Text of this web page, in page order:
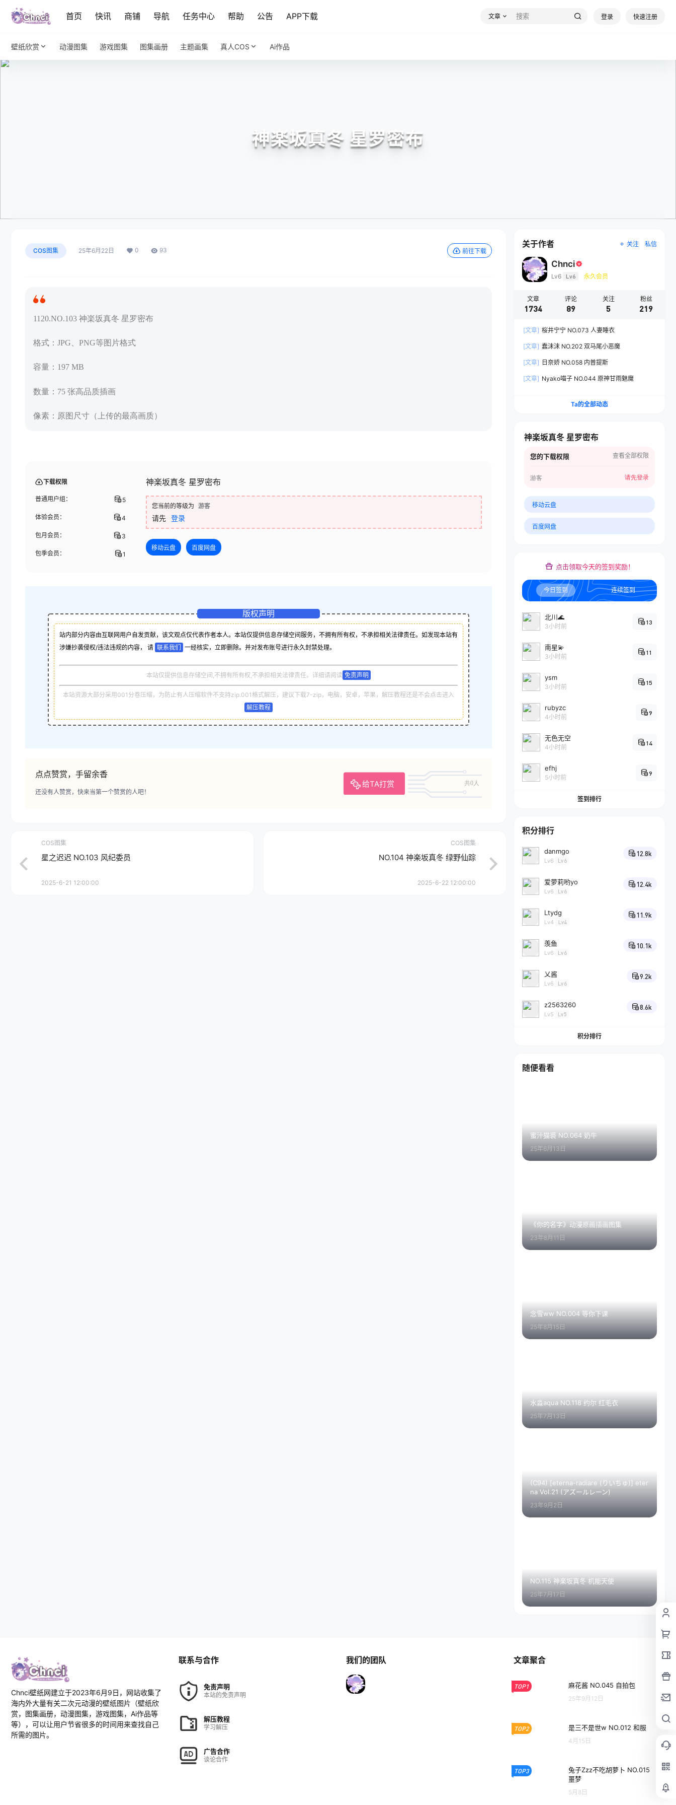
首页 快讯 商铺 导航 任务中心 帮助 公告 APP下载 文章 登录 快速注册
壁纸欣赏 动漫图集 游戏图集 图集画册 主题画集 真人COS Ai作品
神楽坂真冬 星罗密布
COS图集 25年6月22日 0 93 前往下载
1120.NO.103 神楽坂真冬 星罗密布
格式：JPG、PNG等图片格式
容量：197 MB
数量：75 张高品质插画
像素：原图尺寸（上传的最高画质）
下载权限
普通用户组： 5
体验会员： 4
包月会员： 3
包季会员： 1
神楽坂真冬 星罗密布
您当前的等级为 游客
请先 登录
移动云盘 百度网盘
版权声明
站内部分内容由互联网用户自发贡献，该文观点仅代表作者本人。本站仅提供信息存储空间服务，不拥有所有权，不承担相关法律责任。如发现本站有
涉嫌抄袭侵权/违法违规的内容， 请 联系我们 一经核实，立即删除。并对发布账号进行永久封禁处理。
本站仅提供信息存储空间,不拥有所有权,不承担相关法律责任。详细请阅读 免责声明
本站资源大部分采用001分卷压缩，为防止有人压缩软件不支持zip.001格式解压，建议下载7-zip，电脑，安卓，苹果，解压教程还是不会点击进入
解压教程
点点赞赏，手留余香
给TA打赏 共0人
还没有人赞赏，快来当第一个赞赏的人吧！
COS图集
星之迟迟 NO.103 风纪委员
2025-6-21 12:00:00
COS图集
NO.104 神楽坂真冬 绿野仙踪
2025-6-22 12:00:00
关于作者 关注 私信
Chnci
Lv6 Lv6 永久会员
文章
1734
评论
89
关注
5
粉丝
219
[文章] 桜井宁宁 NO.073 人妻睡衣
[文章] 蠢沫沫 NO.202 双马尾小恶魔
[文章] 日奈娇 NO.058 内普提斯
[文章] Nyako喵子 NO.044 原神甘雨魅魔
Ta的全部动态
神楽坂真冬 星罗密布
您的下载权限 查看全部权限
游客 请先登录
移动云盘
百度网盘
点击领取今天的签到奖励！
今日签到 连续签到
北川🌊
3小时前
13
南星💫
3小时前
11
ysm
3小时前
15
rubyzc
4小时前
9
无色无空
4小时前
14
efhj
5小时前
9
签到排行
积分排行
danmgo
Lv6 Lv6
12.8k
爱萝莉哟yo
Lv6 Lv6
12.4k
Ltydg
Lv4 Lv4
11.9k
羡鱼
Lv6 Lv6
10.1k
乂酱
Lv6 Lv6
9.2k
z2563260
Lv5 Lv5
8.6k
积分排行
随便看看
蜜汁猫裘 NO.064 奶牛
25年6月13日
《你的名字》动漫原画插画图集
23年8月11日
念雪ww NO.004 等你下课
25年8月15日
水淼aqua NO.118 约尔 红毛衣
25年7月13日
(C94) [eterna-radiare (りいちゅ)] eter
na Vol.21 (アズールレーン)
23年9月2日
NO.115 神楽坂真冬 机能天使
25年7月17日
Chnci壁纸网建立于2023年6月9日，网站收集了
海内外大量有关二次元动漫的壁纸图片（壁纸欣
赏，图集画册，动漫图集，游戏图集，Ai作品等
等），可以让用户节省很多的时间用来查找自己
所需的图片。
联系与合作
免责声明
本站的免责声明
解压教程
学习解压
广告合作
谈论合作
我们的团队 文章聚合
TOP1 麻花酱 NO.045 自拍包
25年9月12日
TOP2 是三不是世w NO.012 和服
4月15日
TOP3
兔子Zzz不吃胡萝卜 NO.015
噩梦
5月8日